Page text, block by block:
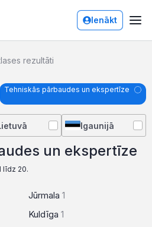
Ienākt
rezultāti
Tehniskās pārbaudes un ekspertīze
Igaunijā
un ekspertīze
līdz 20.
Jūrmala 1
Kuldīga 1